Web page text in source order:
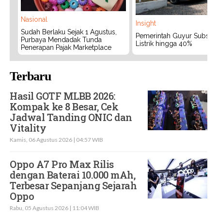
Nasional
Sudah Berlaku Sejak 1 Agustus,
Purbaya Mendadak Tunda
Penerapan Pajak Marketplace
Insight
Pemerintah Guyur
Listrik hingga 40%
Terbaru
Hasil GOTF MLBB 2026:
Kompak ke 8 Besar, Cek
Jadwal Tanding ONIC dan
Vitality
Kamis, 06 Agustus 2026 | 04:57 WIB
Oppo A7 Pro Max Rilis
dengan Baterai 10.000 mAh,
Terbesar Sepanjang Sejarah
Oppo
Rabu, 05 Agustus 2026 | 11:04 WIB